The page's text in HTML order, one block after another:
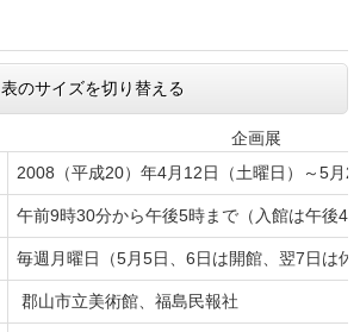
表のサイズを切り替える
企画展
2008（平成20）年4月12日（土曜日）～5月
午前9時30分から午後5時まで（入館は午後4
毎週月曜日（5月5日、6日は開館、翌7日は休
郡山市立美術館、福島民報社